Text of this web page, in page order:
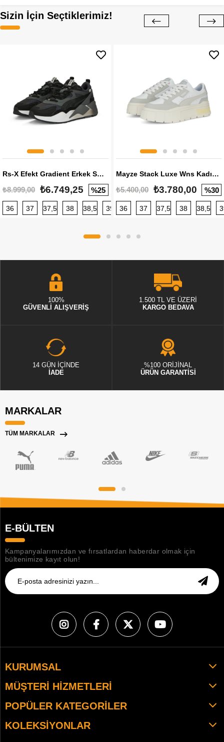
Sizin İçin Seçtiklerimiz!
Rs-X Efekt Gradient Erkek Sneaker
₺8.999,00 ₺6.749,25 %25
36 37 37,5 38 38,5 39 40 40,5 41 42 42,5
Mayze Stack Luxe Wns Kadın Sneaker
₺5.400,00 ₺3.780,00 %30
36 37 37,5 38 38,5
100%
GÜVENLİ ALIŞVERİŞ
1.500 TL VE ÜZERİ
KARGO BEDAVA
14 GÜN İÇİNDE
İADE
%100 ORİJİNAL
ÜRÜN GARANTİSİ
MARKALAR
TÜM MARKALAR
E-BÜLTEN
Kampanyalarımızdan ve fırsatlardan haberdar olmak için
bültenimize kayıt olun!
KURUMSAL
MÜŞTERI HIZMETLERI
POPÜLER KATEGORILER
KOLEKSIYONLAR